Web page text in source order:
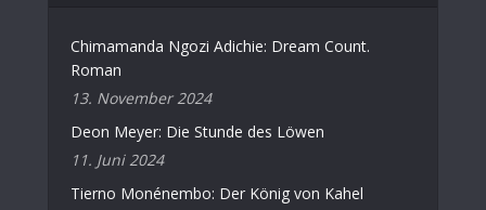
Chimamanda Ngozi Adichie: Dream Count.
Roman
13. November 2024
Deon Meyer: Die Stunde des Löwen
11. Juni 2024
Tierno Monénembo: Der König von Kahel